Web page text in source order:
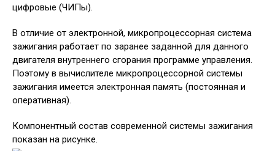
цифровые (ЧИПы).
В отличие от электронной, микропроцессорная система
зажигания работает по заранее заданной для данного
двигателя внутреннего сгорания программе управления.
Поэтому в вычислителе микропроцессор­ной системы
зажигания имеется электронная память (постоянная и
оперативная).
Компо­нентный состав современной системы зажигания
показан на рисунке.